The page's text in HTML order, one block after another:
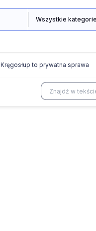
Kręgosłup to prywatna sprawa